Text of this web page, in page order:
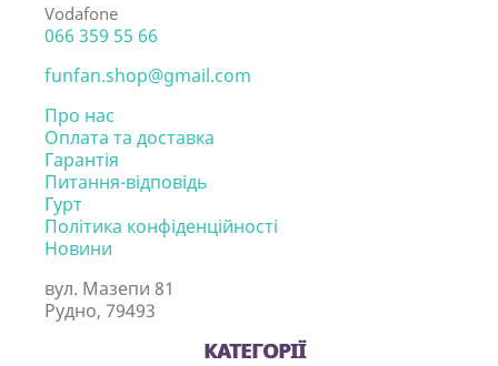
Vodafone
066 359 55 66
funfan.shop@gmail.com
Про нас
Оплата та доставка
Гарантія
Питання-відповідь
Гурт
Політика конфіденційності
Новини
вул. Мазепи 81
Рудно, 79493
КАТЕГОРІЇ